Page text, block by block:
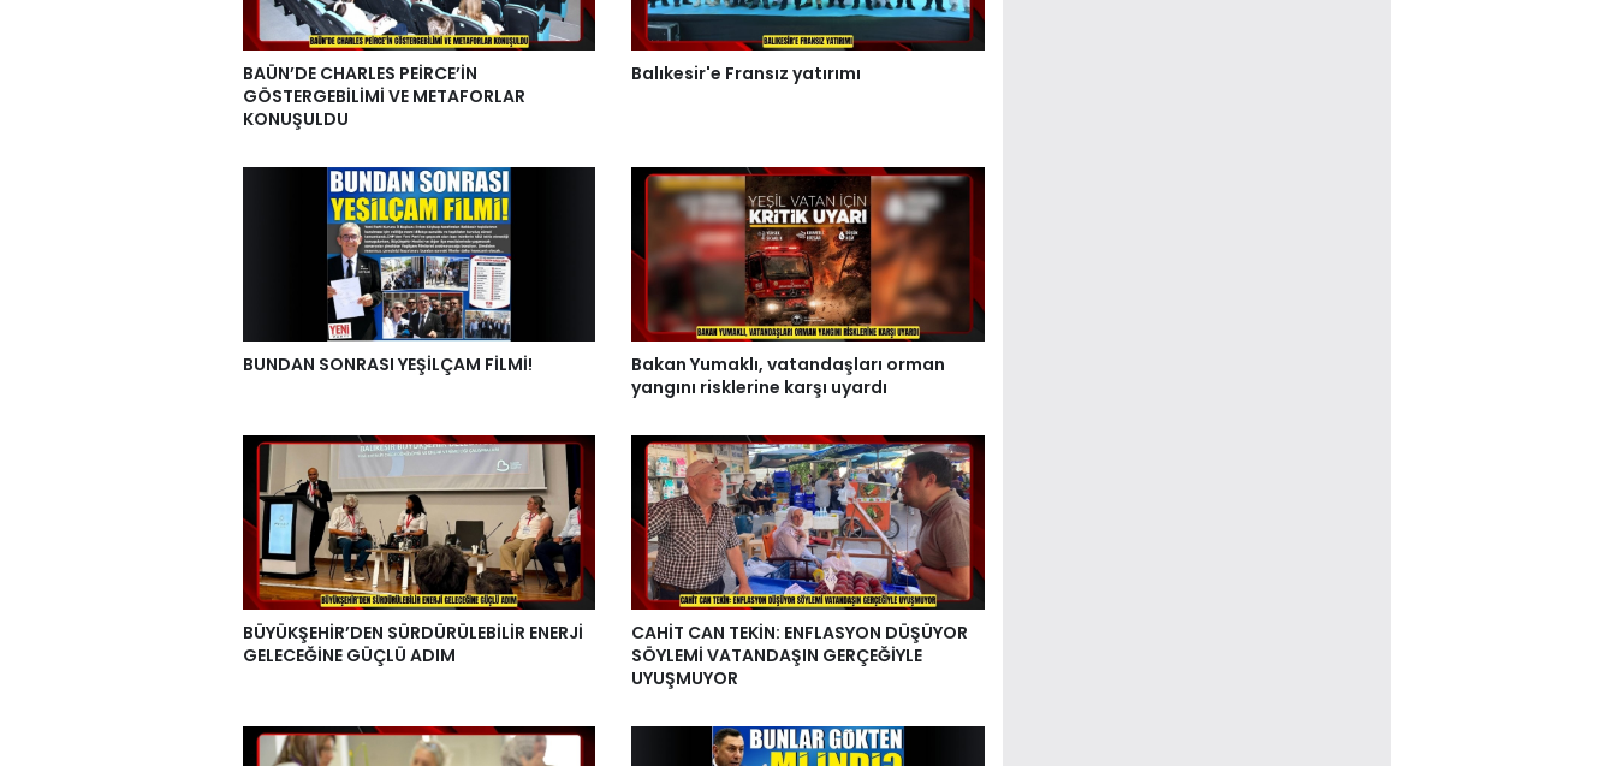
BAÜN’DE CHARLES PEİRCE’İN
GÖSTERGEBİLİMİ VE METAFORLAR
KONUŞULDU
Balıkesir'e Fransız yatırımı
BUNDAN SONRASI YEŞİLÇAM FİLMİ!
Bakan Yumaklı, vatandaşları orman
yangını risklerine karşı uyardı
BÜYÜKŞEHİR’DEN SÜRDÜRÜLEBİLİR ENERJİ
GELECEĞİNE GÜÇLÜ ADIM
CAHİT CAN TEKİN: ENFLASYON DÜŞÜYOR
SÖYLEMİ VATANDAŞIN GERÇEĞİYLE
UYUŞMUYOR